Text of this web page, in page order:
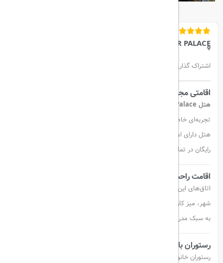
MEYAR PALACE
اشتراک گذاری:
اقامتی مجلل در آنکارا – هتل پنج‌ستاره مِیرا پالاس
هتل Meyra Palace
تجربه‌ای خاص از اقامت پنج‌ستاره را برای مهمانان خود فراهم می‌کند. این
هتل دارای امکاناتی چون مرکز اسپا، باغ، تراس، رستوران، بار و اینترنت
رایگان در تمام بخش‌ها است.
اقامت راحت با امکانات کامل
اتاق‌های این هتل مجهز به سیستم تهویه مطبوع، حمام اختصاصی، منظره
شهر، میز کار، مینی‌بار و تلویزیون صفحه‌تخت هستند. طراحی داخلی اتاق‌ها
به سبک مدرن انجام شده تا نهایت آسایش برای مهمانان فراهم شود.
رستوران با منوی متنوع
رستوران خانوادگی هتل انواع غذاهای ترکی را با گزینه‌های